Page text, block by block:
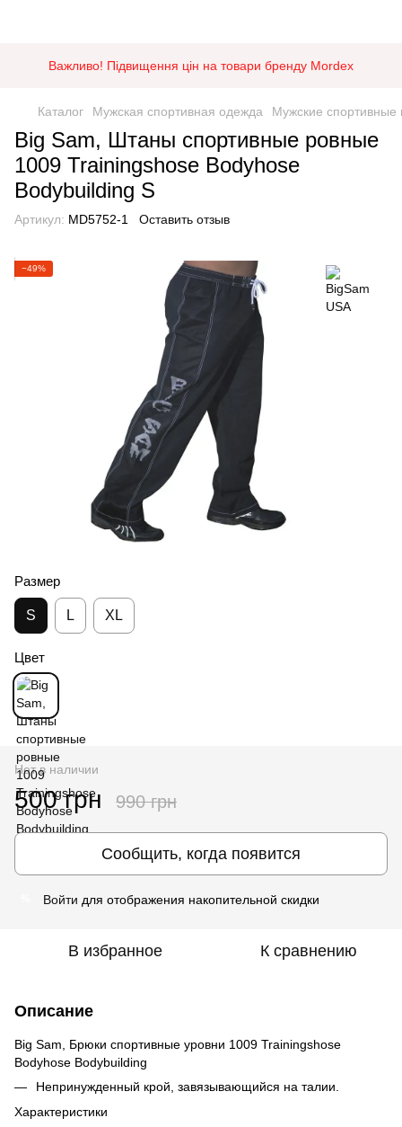
Важливо! Підвищення цін на товари бренду Mordex
Каталог Мужская спортивная одежда Мужские
Big Sam, Штаны спортивные ровные
1009 Trainingshose Bodyhose
Bodybuilding S
Артикул: MD5752-1 Оставить отзыв
−49%
Размер
S L XL
Цвет
Нет в наличии
500 грн 990 грн
Сообщить, когда появится
Войти для отображения накопительной скидки
В избранное К сравнению
Описание
Big Sam, Брюки спортивные уровни 1009 Trainingshose
Bodyhose Bodybuilding
Непринужденный крой, завязывающийся на талии.
Характеристики